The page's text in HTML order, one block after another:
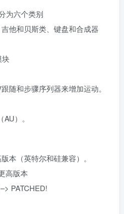
为六个类别
他和贝斯类、键盘和合成器
块
随和步骤序列器来增加运动。
）。
本（英特尔和硅兼容）。
高版本
PATCHED!